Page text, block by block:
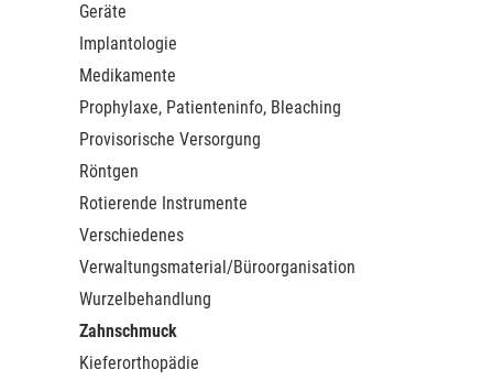
Geräte
Implantologie
Medikamente
Prophylaxe, Patienteninfo, Bleaching
Provisorische Versorgung
Röntgen
Rotierende Instrumente
Verschiedenes
Verwaltungsmaterial/Büroorganisation
Wurzelbehandlung
Zahnschmuck
Kieferorthopädie